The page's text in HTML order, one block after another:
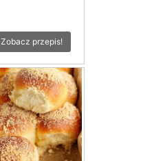
Zobacz przepis!